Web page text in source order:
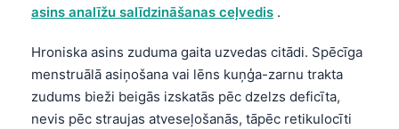
asins analīžu salīdzināšanas ceļvedis .
Hroniska asins zuduma gaita uzvedas citādi. Spēcīga
menstruālā asiņošana vai lēns kuņģa-zarnu trakta
zudums bieži beigās izskatās pēc dzelzs deficīta,
nevis pēc straujas atveseļošanās, tāpēc retikulocīti